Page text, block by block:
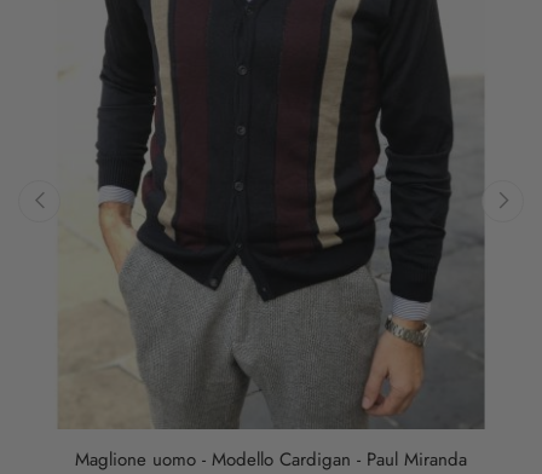
Maglione uomo - Modello Cardigan - Paul Miranda